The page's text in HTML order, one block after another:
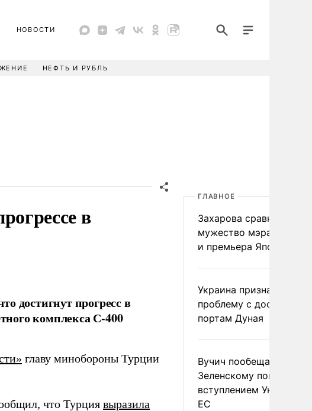
НОВОСТИ
НЕФТЬ И РУБЛЬ
в
достигнут прогресс в
комплекса С-400
главу минобороны Турции
что Турция выразила
ГЛАВНОЕ
Захарова сравнила
мужество мэра
и премьера Японии
Украина признала
проблему с доступом к
портам Дуная
Вучич пообещал
Зеленскому помочь со
вступлением Украины в
ЕС